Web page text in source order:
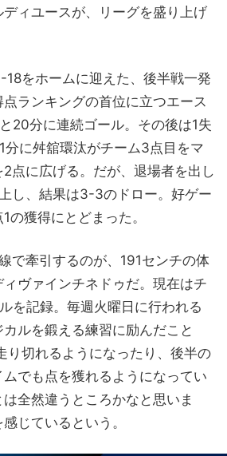
ディユースが、リーグを盛り上げ
18をホームに迎えた、後半戦一発
ランキングの首位に立つエース
20分に連続ゴール。その後は1失
分に舛舘環汰がチーム3点目をマ
点に広げる。だが、退場者を出し
し、結果は3-3のドロー。好ゲー
の獲得にとどまった。
で牽引するのが、191センチの体
ヴァインチネドゥだ。現在はチ
を記録。毎週火曜日に行われる
ルを鍛える練習に励んだこと
り切れるようになったり、後半の
でも点を獲れるようになってい
全然違うところかなと思いま
じているという。